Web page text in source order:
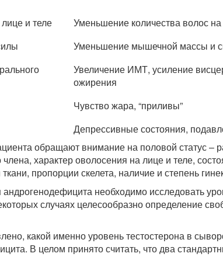
и теле
Уменьшение количества волос
Уменьшение мышечной массы и
Увеличение ИМТ, усиление
ожирения
Чувство жара, “приливы”
Депрессивные состояния,
обращают внимание на половой статус –
характер оволосения на лице и теле,
пропорции скелета, наличие и степень
необходимо исследовать
случаях целесообразно определение
какой именно уровень тестостерона в
В целом принято считать, что два